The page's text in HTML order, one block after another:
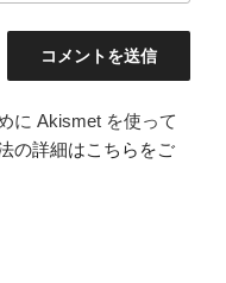
に Akismet を使って
の詳細はこちらをご